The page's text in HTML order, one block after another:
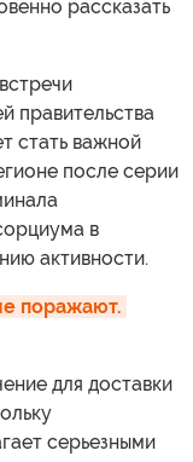
рассказать
правительства
стать важной
после серии
в
активности.
поражают.
для доставки
серьезными